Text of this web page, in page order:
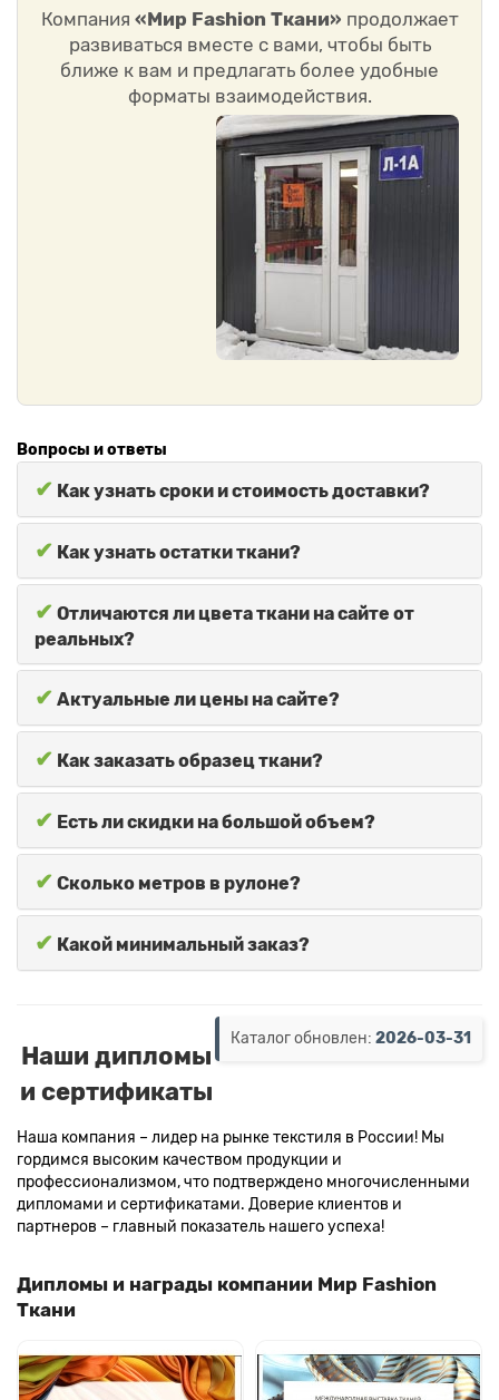
Компания «Мир Fashion Ткани» продолжает
развиваться вместе с вами, чтобы быть
ближе к вам и предлагать более удобные
форматы взаимодействия.
Вопросы и ответы
✔ Как узнать сроки и стоимость доставки?
✔ Как узнать остатки ткани?
✔ Отличаются ли цвета ткани на сайте от
реальных?
✔ Актуальные ли цены на сайте?
✔ Как заказать образец ткани?
✔ Есть ли скидки на большой объем?
✔ Сколько метров в рулоне?
✔ Какой минимальный заказ?
Каталог обновлен: 2026-03-31
Наши дипломы
и сертификаты
Наша компания – лидер на рынке текстиля в России! Мы
гордимся высоким качеством продукции и
профессионализмом, что подтверждено многочисленными
дипломами и сертификатами. Доверие клиентов и
партнеров – главный показатель нашего успеха!
Дипломы и награды компании Мир Fashion
Ткани